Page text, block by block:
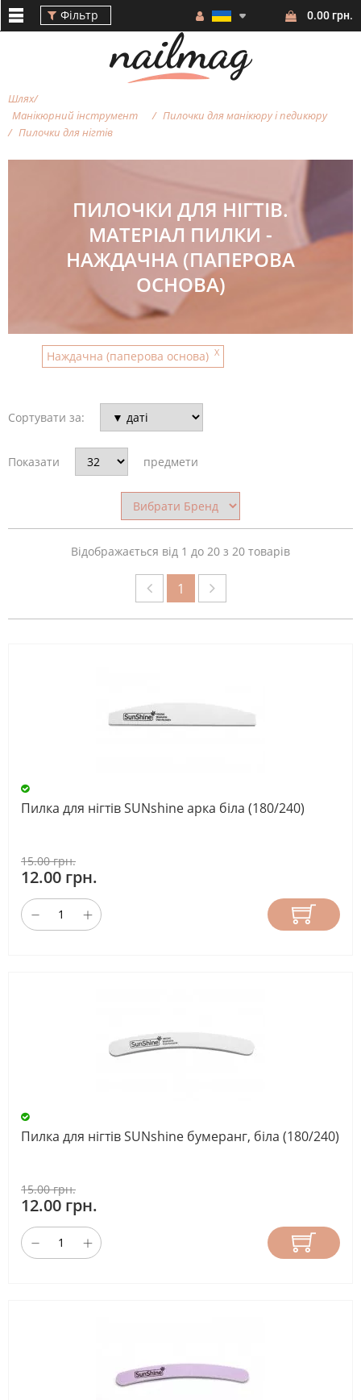
Фільтр 0.00 грн.
Шлях
Манікюрний інструмент
Пилочки для манікюру і педикюру
Пилочки для нiгтiв
БРЕНД
ФОРМА
ПИЛКИ
АБРАЗИВНІСТЬ
(ГРИТ)
ПРИЗНАЧЕННЯ
ПИЛКИ
ВИРОБНИК
СКИНУТИ
ПИЛОЧКИ ДЛЯ НIГТIВ.
МАТЕРІАЛ ПИЛКИ -
НАЖДАЧНА (ПАПЕРОВА
ОСНОВА)
Наждачна (паперова основа) X
Сортувати за:
Показати предмети
Відображається від 1 до 20 з 20 товарів
1
Пилка для нігтів SUNshine арка біла (180/240)
15.00 грн.
12.00 грн.
Пилка для нігтів SUNshine бумеранг, біла (180/240)
15.00 грн.
12.00 грн.